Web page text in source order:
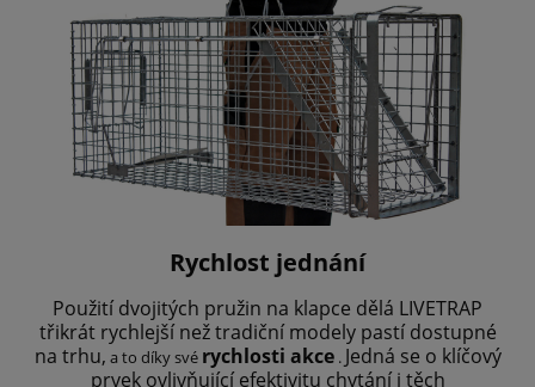
Rychlost jednání
Použití dvojitých pružin na klapce dělá LIVETRAP
třikrát rychlejší než tradiční modely pastí dostupné
na trhu, a to díky své rychlosti akce. Jedná se o klíčový
prvek ovlivňující efektivitu chytání i těch